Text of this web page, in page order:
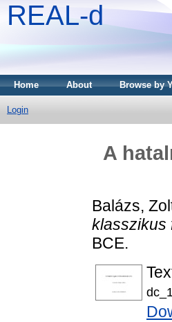
REAL-d
Home About Browse by
Login
A
Balázs,
klasszikus
BCE.